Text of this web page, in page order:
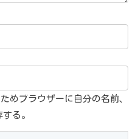
めブラウザーに自分の名前、
る。